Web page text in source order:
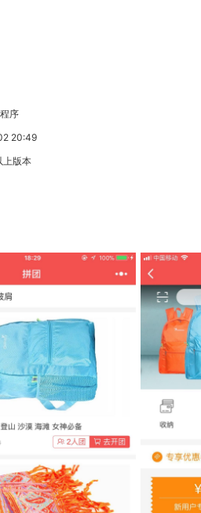
序
20:49
上版本